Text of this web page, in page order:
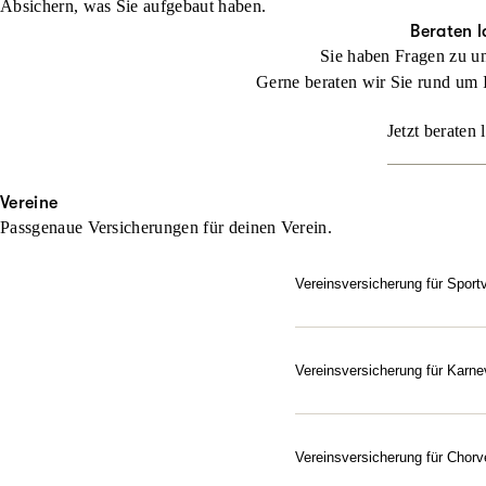
Absichern, was Sie aufgebaut haben.
Beraten
Sie haben Fragen zu
Gerne beraten wir Sie rund um
Jetzt beraten
Vereine
Passgenaue Versicherungen für deinen Verein.
Vereinsversicherung für
und ihn exakt auf die
Beraten lassen
Vereinsversicherung für
Karnevals- und
Vereinsversicherung für